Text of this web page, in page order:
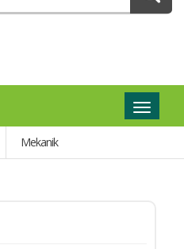
Geçişli
Mekanik